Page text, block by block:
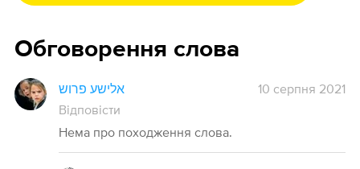
Обговорення слова
אלישע פרוש
10 серпня 2021
Відповісти
Нема про походження слова.